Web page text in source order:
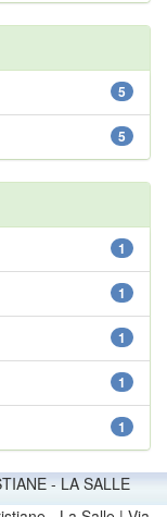
5
5
1
1
1
1
1
- LA SALLE